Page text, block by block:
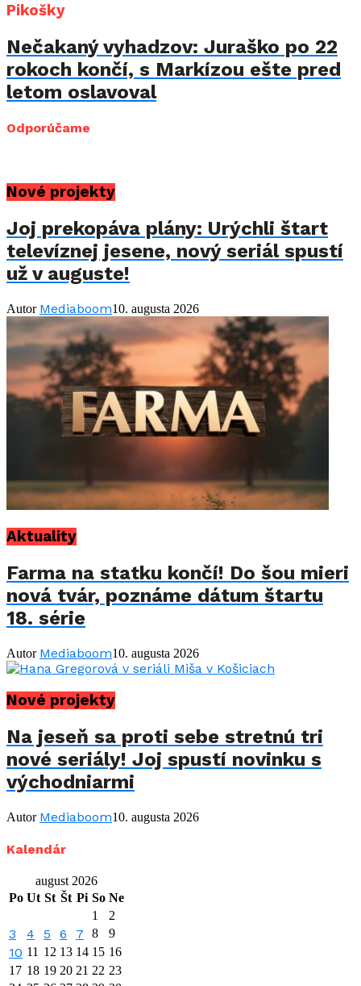
Pikošky
Nečakaný vyhadzov: Juraško po 22
rokoch končí, s Markízou ešte pred
letom oslavoval
Odporúčame
Nové projekty
Joj prekopáva plány: Urýchli štart
televíznej jesene, nový seriál spustí
už v auguste!
Autor Mediaboom10. augusta 2026
Aktuality
Farma na statku končí! Do šou mieri
nová tvár, poznáme dátum štartu
18. série
Autor Mediaboom10. augusta 2026
Nové projekty
Na jeseň sa proti sebe stretnú tri
nové seriály! Joj spustí novinku s
východniarmi
Autor Mediaboom10. augusta 2026
Kalendár
august 2026
Po Ut St Št Pi So Ne
1
2
3 4 5 6 7 8 9
10 11 12 13 14 15 16
17 18 19 20 21 22 23